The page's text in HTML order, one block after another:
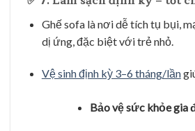
Ghế sofa là nơi dễ tích tụ bụi,
dị ứng, đặc biệt với trẻ nhỏ.
Vệ sinh định kỳ 3–6 tháng/lần
Bảo vệ sức khỏe gia